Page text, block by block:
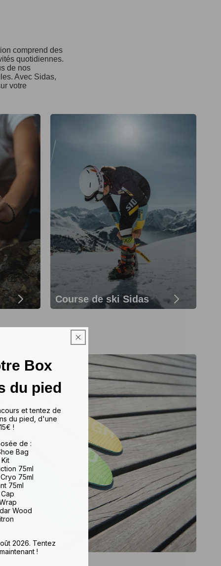
comprend des
quotidiennes.
de nos
Avec Sidas,
votre
Course de ski Sidas
Box
du pied
et tentez de
du pied, d'une
!
de :
Bag
75ml
75ml
75ml
Wood
2026. Tentez
!